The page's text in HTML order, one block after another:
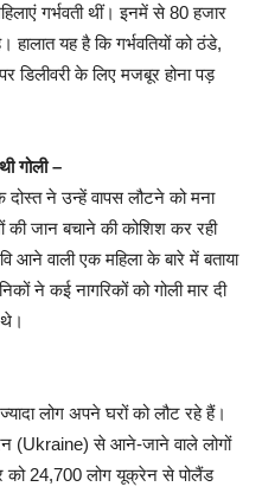
गर्भवती थीं। इनमें से 80 हजार
हालात यह है कि गर्भवतियों को ठंडे,
डिलीवरी के लिए मजबूर होना पड़
गोली –
दोस्त ने उन्हें वापस लौटने को मना
की जान बचाने की कोशिश कर रही
आने वाली एक महिला के बारे में बताया
ने कई नागरिकों को गोली मार दी
लोग अपने घरों को लौट रहे हैं।
(Ukraine) से आने-जाने वाले लोगों
को 24,700 लोग यूक्रेन से पोलैंड